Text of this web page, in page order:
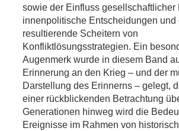
sowie der Einfluss gesellschaftlicher
innenpolitische Entscheidungen und
resultierende Scheitern von
Konfliktlösungsstrategien. Ein
Augenmerk wurde in diesem Band
Erinnerung an den Krieg – und der
Darstellung des Erinnerns – gelegt,
einer rückblickenden Betrachtung
Generationen hinweg wird die
Ereignisse im Rahmen von